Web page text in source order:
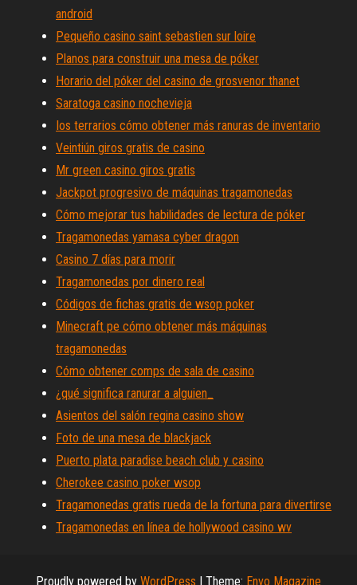
android
Pequeño casino saint sebastien sur loire
Planos para construir una mesa de póker
Horario del póker del casino de grosvenor thanet
Saratoga casino nochevieja
Ios terrarios cómo obtener más ranuras de inventario
Veintiún giros gratis de casino
Mr green casino giros gratis
Jackpot progresivo de máquinas tragamonedas
Cómo mejorar tus habilidades de lectura de póker
Tragamonedas yamasa cyber dragon
Casino 7 días para morir
Tragamonedas por dinero real
Códigos de fichas gratis de wsop poker
Minecraft pe cómo obtener más máquinas
tragamonedas
Cómo obtener comps de sala de casino
¿qué significa ranurar a alguien_
Asientos del salón regina casino show
Foto de una mesa de blackjack
Puerto plata paradise beach club y casino
Cherokee casino poker wsop
Tragamonedas gratis rueda de la fortuna para divertirse
Tragamonedas en línea de hollywood casino wv
Proudly powered by WordPress | Theme: Envo Magazine